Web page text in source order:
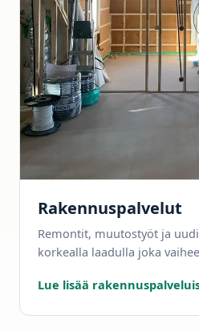
Rakennuspalvelut
Remontit, muutostyöt ja
korkealla laadulla joka
Lue lisää